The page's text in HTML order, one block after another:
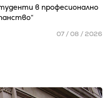
в професионално
07 / 08 / 2026